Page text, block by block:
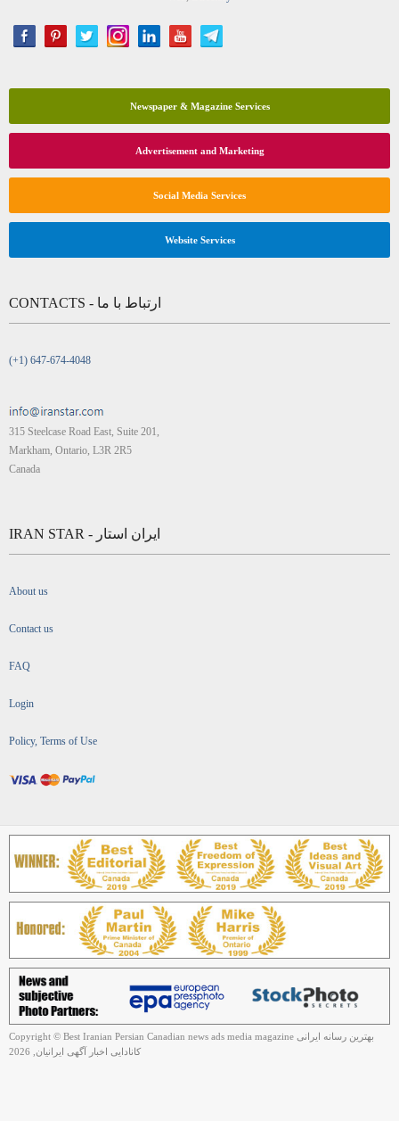
Newspaper & Magazine Services
Advertisement and Marketing
Social Media Services
Website Services
CONTACTS - ارتباط با ما
(+1) 647-674-4048
315 Steelcase Road East, Suite 201,
Markham, Ontario, L3R 2R5
Canada
IRAN STAR - ایران استار
About us
Contact us
FAQ
Login
Policy, Terms of Use
Copyright © Best Iranian Persian Canadian news ads media magazine بهترین رسانه ایرانی
کانادایی اخبار آگهی ایرانیان, 2026